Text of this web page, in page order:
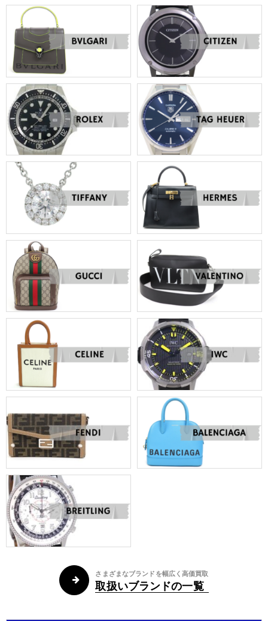
さまざまなブランドを幅広く高価買取
取扱いブランドの一覧